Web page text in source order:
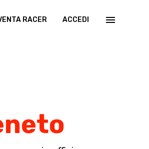
RACER ACCEDI